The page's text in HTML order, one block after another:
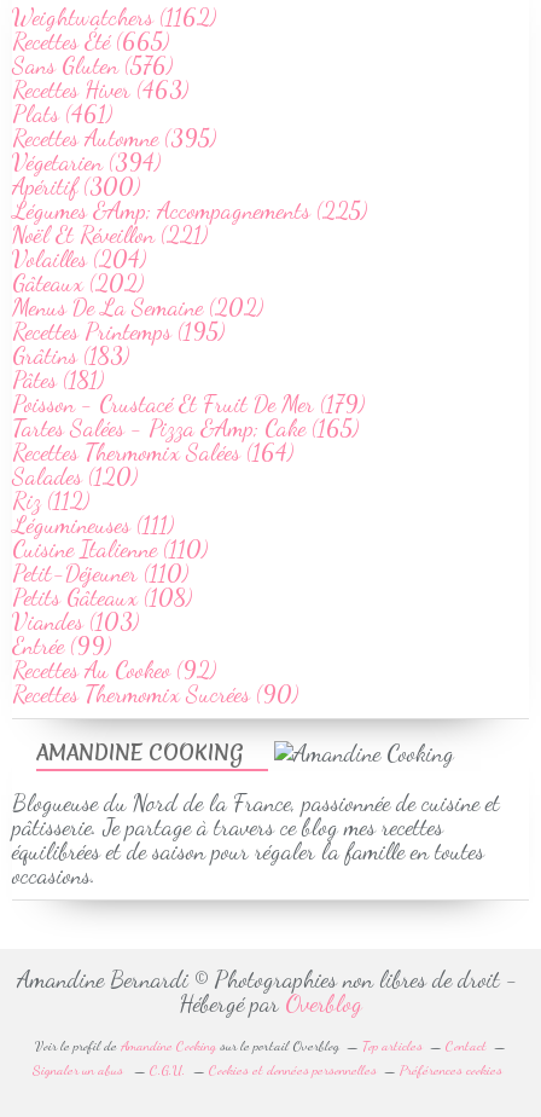
AMANDINE COOKING
Blogueuse du Nord de la France, passionnée de cuisine et
pâtisserie. Je partage à travers ce blog mes recettes
équilibrées et de saison pour régaler la famille en toutes
occasions.
Weightwatchers (1162)
Recettes Été (665)
Sans Gluten (576)
Recettes Hiver (463)
Plats (461)
Recettes Automne (395)
Végetarien (394)
Apéritif (300)
Légumes &Amp; Accompagnements (225)
Noël Et Réveillon (221)
Volailles (204)
Gâteaux (202)
Menus De La Semaine (202)
Recettes Printemps (195)
Grâtins (183)
Pâtes (181)
Poisson - Crustacé Et Fruit De Mer (179)
Tartes Salées - Pizza &Amp; Cake (165)
Recettes Thermomix Salées (164)
Salades (120)
Riz (112)
Légumineuses (111)
Cuisine Italienne (110)
Petit-Déjeuner (110)
Petits Gâteaux (108)
Viandes (103)
Entrée (99)
Recettes Au Cookeo (92)
Recettes Thermomix Sucrées (90)
Amandine Bernardi © Photographies non libres de droit -
Hébergé par Overblog
Voir le profil de Amandine Cooking sur le portail Overblog Top articles
Contact
Signaler un abus
C.G.U. Cookies et données personnelles Préférences cookies